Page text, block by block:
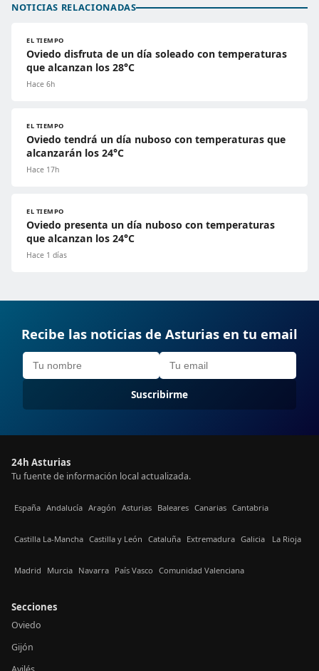
NOTICIAS RELACIONADAS
EL TIEMPO
Oviedo disfruta de un día soleado con temperaturas
que alcanzan los 28°C
Hace 6h
EL TIEMPO
Oviedo tendrá un día nuboso con temperaturas que
alcanzarán los 24°C
Hace 17h
EL TIEMPO
Oviedo presenta un día nuboso con temperaturas
que alcanzan los 24°C
Hace 1 días
Recibe las noticias de Asturias en tu email
Suscribirme
24h Asturias
Tu fuente de información local actualizada.
España Andalucía Aragón Asturias Baleares Canarias Cantabria
Castilla La-Mancha Castilla y León Cataluña Extremadura Galicia La Rioja
Madrid Murcia Navarra País Vasco Comunidad Valenciana
Secciones
Oviedo
Gijón